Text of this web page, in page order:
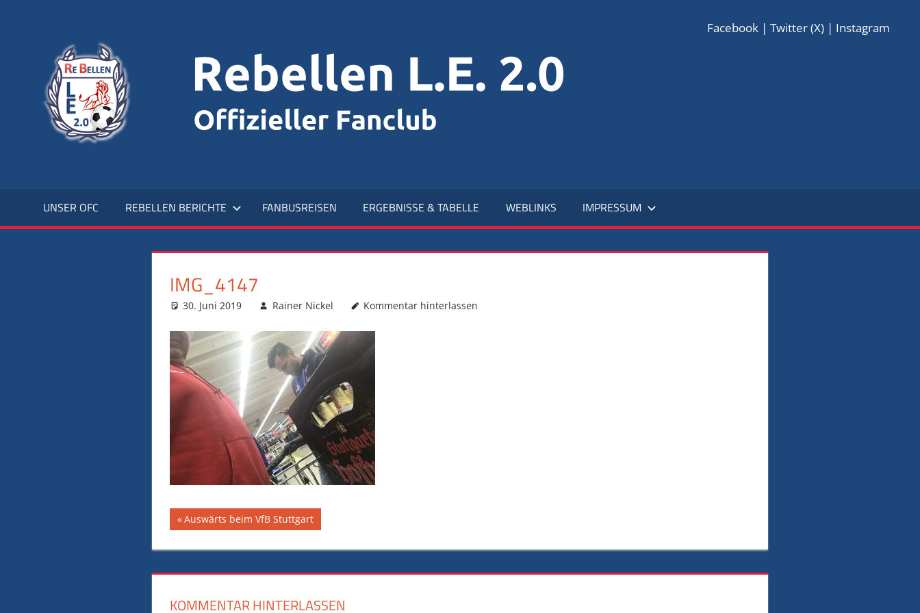
Fanclub
Facebook | Twitter (X) | Instagram
UNSER OFC REBELLEN BERICHTE FANBUSREISEN ERGEBNISSE & TABELLE WEBLINKS IMPRESSUM
IMG_4147
30. Juni 2019 Rainer Nickel Kommentar hinterlassen
Beitragsnavigation
Vorheriger
Beitrag:
Auswärts beim VfB Stuttgart
KOMMENTAR HINTERLASSEN